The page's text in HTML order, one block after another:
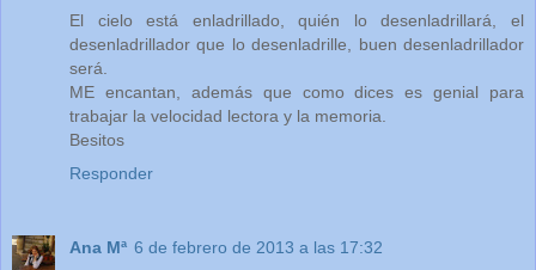
El cielo está enladrillado, quién lo desenladrillará, el
desenladrillador que lo desenladrille, buen desenladrillador
será.
ME encantan, además que como dices es genial para
trabajar la velocidad lectora y la memoria.
Besitos
Responder
Ana Mª 6 de febrero de 2013 a las 17:32